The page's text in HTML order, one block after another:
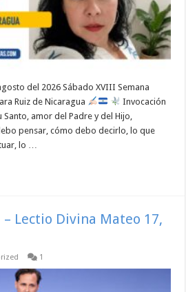
del 2026 Sábado XVIII Semana
Ruiz de Nicaragua
Invocación
Santo, amor del Padre y del Hijo,
pensar, cómo debo decirlo, lo que
lo …
Lectio Divina Mateo 17,
1